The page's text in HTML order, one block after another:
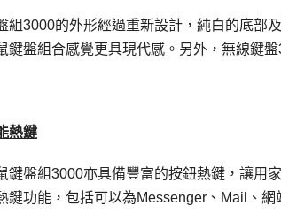
組3000的外形經過重新設計，純白的底部
鍵盤組合感覺更具現代感。另外，無線鍵
熱鍵
鍵盤組3000亦具備豐富的按鈕熱鍵，讓用
鍵功能，包括可以為Messenger、Mail、